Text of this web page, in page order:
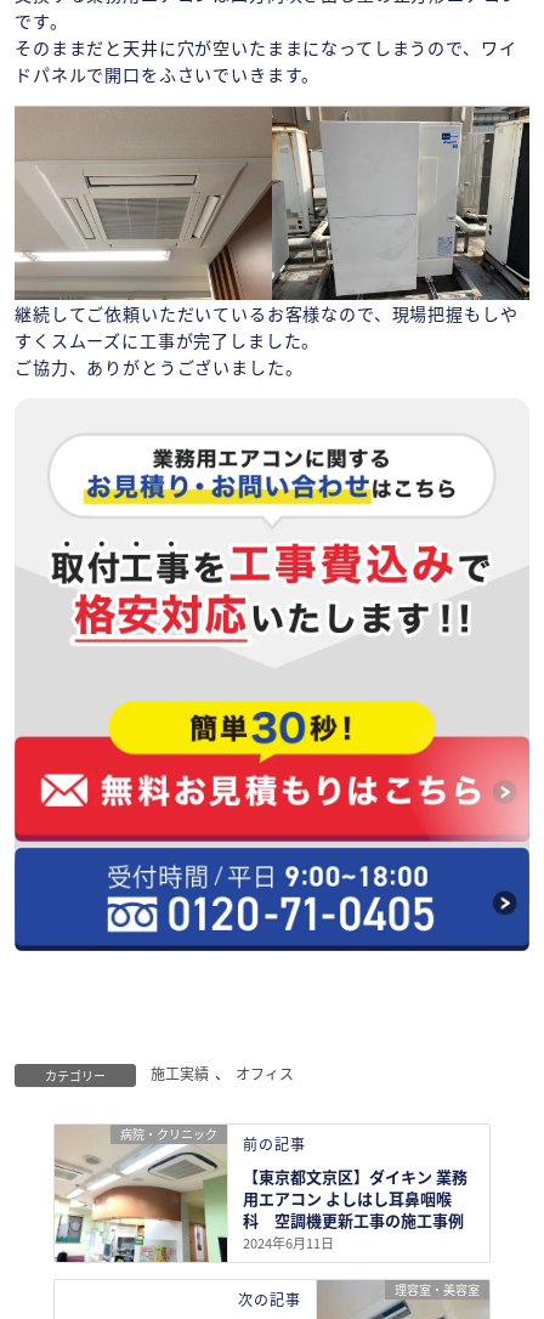
です。
そのままだと天井に穴が空いたままになってしまうので、ワイ
ドパネルで開口をふさいでいきます。
継続してご依頼いただいているお客様なので、現場把握もしや
すくスムーズに工事が完了しました。
ご協力、ありがとうございました。
カテゴリー 施工実績 、 オフィス
病院・クリニック 前の記事
【東京都文京区】ダイキン 業務
用エアコン よしはし耳鼻咽喉
科 空調機更新工事の施工事例
2024年6月11日
理容室・美容室
次の記事